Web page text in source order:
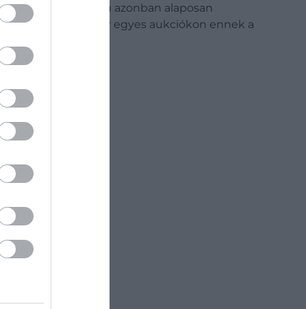
A szomorú búcsú azonban alaposan
de a végső vételár egyes aukciókon ennek a